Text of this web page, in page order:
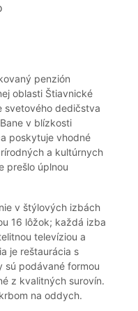
penzión
oblasti Štiavnické
svetového dedičstva
v blízkosti
poskytuje vhodné
a kultúrnych
prešlo úplnou
v štýlových izbách
16 lôžok; každá izba
televíziou a
je reštaurácia s
sú podávané formou
z kvalitných surovín.
na oddych.